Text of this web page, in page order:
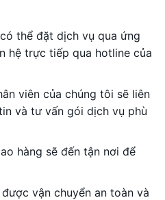
thể đặt dịch vụ qua ứng
hệ trực tiếp qua hotline của
viên của chúng tôi sẽ liên
và tư vấn gói dịch vụ phù
hàng sẽ đến tận nơi để
vận chuyển an toàn và